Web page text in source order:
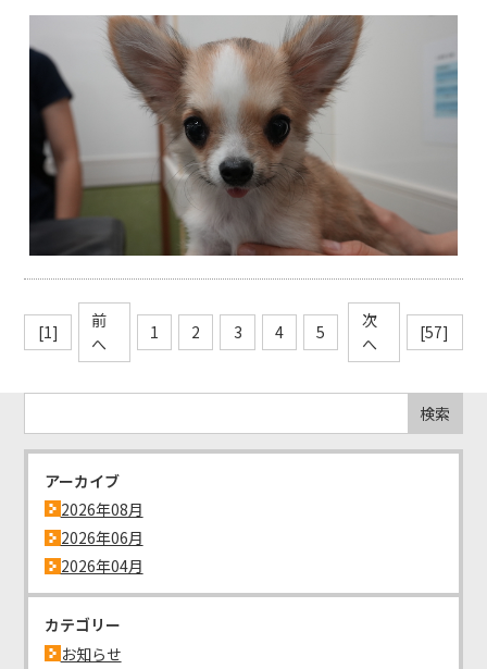
[1]
前
へ
1 2 3 4 5
次
へ
[57]
アーカイブ
2026年08月
2026年06月
2026年04月
カテゴリー
お知らせ